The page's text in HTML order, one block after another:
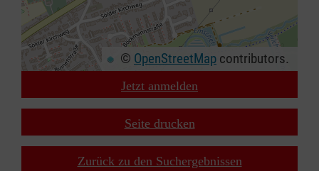
© OpenStreetMap contributors.
Jetzt anmelden
Seite drucken
Zurück zu den Suchergebnissen